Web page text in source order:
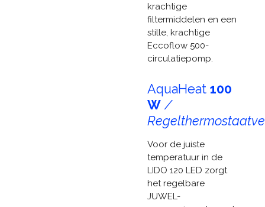
krachtige
filtermiddelen en een
stille, krachtige
Eccoflow 500-
circulatiepomp.
AquaHeat 100
W /
Voor de juiste
temperatuur in de
LIDO 120 LED zorgt
het regelbare
JUWEL-